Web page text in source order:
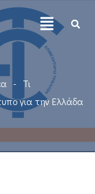
Τι
για την Ελλάδα